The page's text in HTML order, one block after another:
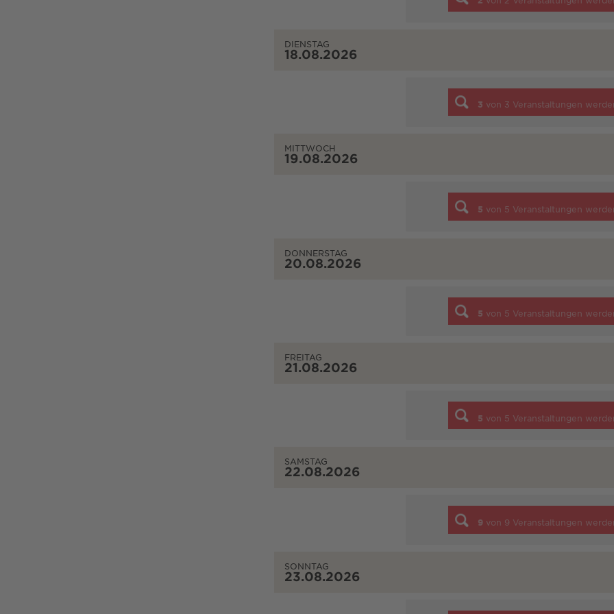
DIENSTAG
18.08.2026
3 von 3 Veranstaltungen
MITTWOCH
19.08.2026
5 von 5 Veranstaltungen
DONNERSTAG
20.08.2026
5 von 5 Veranstaltungen
FREITAG
21.08.2026
5 von 5 Veranstaltungen
SAMSTAG
22.08.2026
9 von 9 Veranstaltungen
SONNTAG
23.08.2026